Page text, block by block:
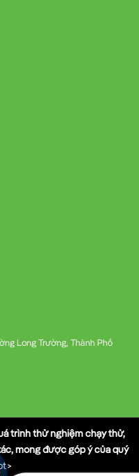
Long Trường, Thành Phố
trình thử nghiệm chạy thử,
mong được góp ý của quý